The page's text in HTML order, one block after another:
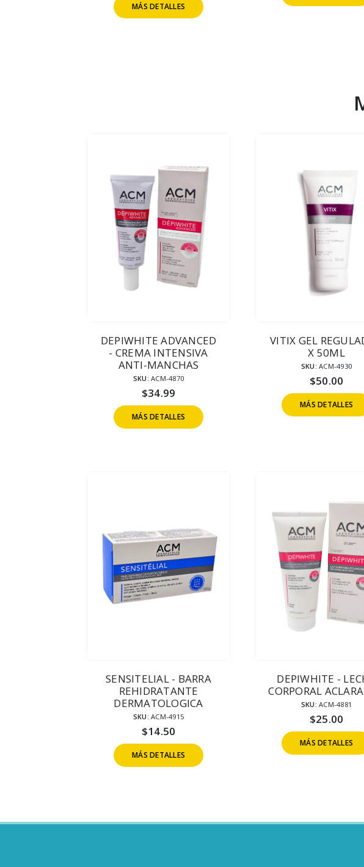
MÁS DETALLES
DEPIWHITE ADVANCED
- CREMA INTENSIVA
ANTI-MANCHAS
SKU:ACM-4870
$34.99
MÁS DETALLES
VITIX GEL
X 50ML
SKU:ACM-4930
$50.00
MÁS DETALLES
SENSITELIAL - BARRA
REHIDRATANTE
DERMATOLOGICA
SKU:ACM-4915
$14.50
MÁS DETALLES
DEPIWHITE -
CORPORAL
SKU:ACM-4881
$25.00
MÁS DETALLES